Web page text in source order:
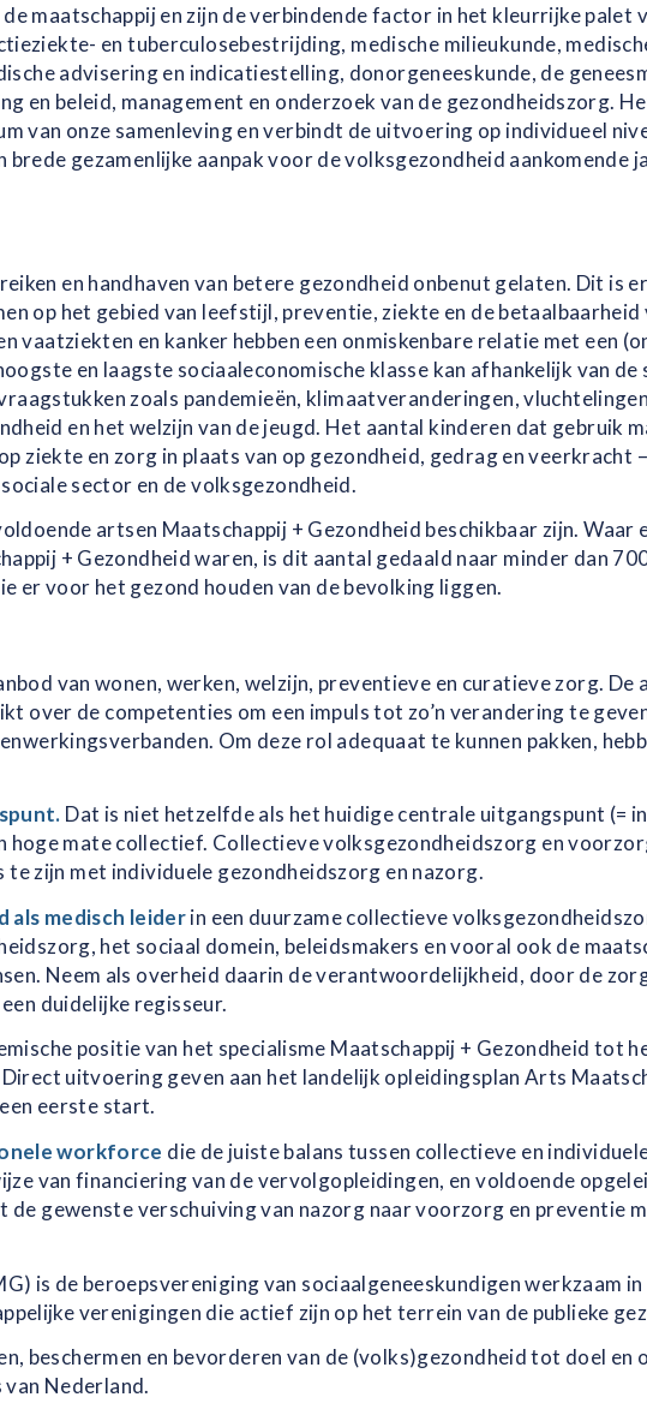
maatschappij en zijn de verbindende factor in het kleurrijke palet
en tuberculosebestrijding, medische milieukunde,
advisering en indicatiestelling, donorgeneeskunde, de
en beleid, management en onderzoek van de gezondheidszorg.
van onze samenleving en verbindt de uitvoering op individueel
gezamenlijke aanpak voor de volksgezondheid aankomende
en handhaven van betere gezondheid onbenut gelaten. Dit is
op het gebied van leefstijl, preventie, ziekte en de betaalbaarheid
vaatziekten en kanker hebben een onmiskenbare relatie met een
en laagste sociaaleconomische klasse kan afhankelijk van
zoals pandemieën, klimaatveranderingen,
en het welzijn van de jeugd. Het aantal kinderen dat gebruik
ziekte en zorg in plaats van op gezondheid, gedrag en veerkracht
sector en de volksgezondheid.
artsen Maatschappij + Gezondheid beschikbaar zijn. Waar
+ Gezondheid waren, is dit aantal gedaald naar minder dan
er voor het gezond houden van de bevolking liggen.
van wonen, werken, welzijn, preventieve en curatieve zorg. De
over de competenties om een impuls tot zo’n verandering te
Om deze rol adequaat te kunnen pakken,
Dat is niet hetzelfde als het huidige centrale uitgangspunt (=
hoge mate collectief. Collectieve volksgezondheidszorg en
zijn met individuele gezondheidszorg en nazorg.
als medisch leiderin een duurzame collectieve
het sociaal domein, beleidsmakers en vooral ook de
Neem als overheid daarin de verantwoordelijkheid, door de
duidelijke regisseur.
positie van het specialisme Maatschappij + Gezondheid tot
uitvoering geven aan het landelijk opleidingsplan Arts
eerste start.
workforce die de juiste balans tussen collectieve en
van financiering van de vervolgopleidingen, en voldoende
de gewenste verschuiving van nazorg naar voorzorg en preventie
is de beroepsvereniging van sociaalgeneeskundigen werkzaam in
verenigingen die actief zijn op het terrein van de publieke
beschermen en bevorderen van de (volks)gezondheid tot doel en
van Nederland.